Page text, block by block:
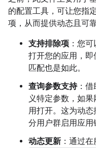
的配置工具，可让您指
项，从而提供动态且可
支持排除项 ：您
打开您的应用，
匹配也是如此。
查询参数支持：借
义特定参数，如
用打开。这为动
分用户群启用应用
动态更新 ：通过